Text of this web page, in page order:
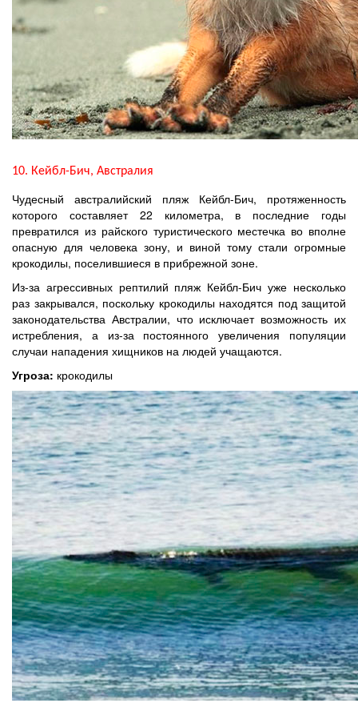
10. Кейбл-Бич, Австралия
Чудесный австралийский пляж Кейбл-Бич, протяженность
которого составляет 22 километра, в последние годы
превратился из райского туристического местечка во вполне
опасную для человека зону, и виной тому стали огромные
крокодилы, поселившиеся в прибрежной зоне.
Из-за агрессивных рептилий пляж Кейбл-Бич уже несколько
раз закрывался, поскольку крокодилы находятся под защитой
законодательства Австралии, что исключает возможность их
истребления, а из-за постоянного увеличения популяции
случаи нападения хищников на людей учащаются.
Угроза: крокодилы